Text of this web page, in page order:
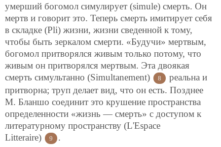
умерший богомол симулирует (simule) смерть. Он
мертв и говорит это. Теперь смерть имитирует себя
в складке (Pli) жизни, жизни сведенной к тому,
чтобы быть зеркалом смерти. «Будучи» мертвым,
богомол притворялся живым только потому, что
живым он притворялся мертвым. Эта двоякая
смерть симультанно (Simultanement)
8
реальна и
притворна; труп делает вид, что он есть. Позднее
М. Бланшо соединит это крушение пространства
определенности «жизнь — смерть» с доступом к
литературному пространству (L'Espace
Litteraire)
9 .